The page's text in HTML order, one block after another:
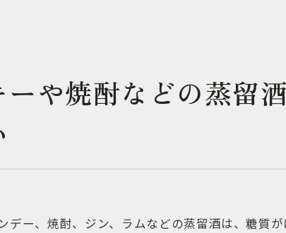
ーや焼酎などの蒸留
デー、焼酎、ジン、ラムなどの蒸留酒は、糖質が